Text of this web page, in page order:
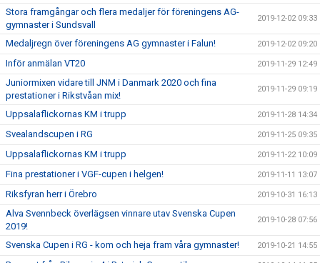
Stora framgångar och flera medaljer för föreningens AG-
gymnaster i Sundsvall
2019-12-02 09:33
Medaljregn över föreningens AG gymnaster i Falun! 2019-12-02 09:20
Inför anmälan VT20 2019-11-29 12:49
Juniormixen vidare till JNM i Danmark 2020 och fina
prestationer i Rikstvåan mix!
2019-11-29 09:19
Uppsalaflickornas KM i trupp 2019-11-28 14:34
Svealandscupen i RG 2019-11-25 09:35
Uppsalaflickornas KM i trupp 2019-11-22 10:09
Fina prestationer i VGF-cupen i helgen! 2019-11-11 13:07
Riksfyran herr i Örebro 2019-10-31 16:13
Alva Svennbeck överlägsen vinnare utav Svenska Cupen
2019!
2019-10-28 07:56
Svenska Cupen i RG - kom och heja fram våra gymnaster! 2019-10-21 14:55